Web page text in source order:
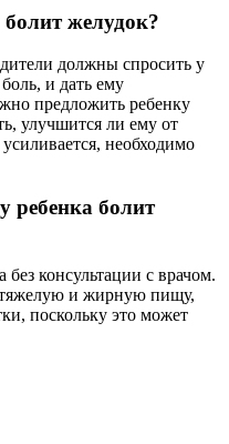
болит желудок?
должны спросить у
и дать ему
предложить ребенку
улучшится ли ему от
необходимо
ребенка болит
без консультации с врачом.
тяжелую и жирную пищу,
поскольку это может